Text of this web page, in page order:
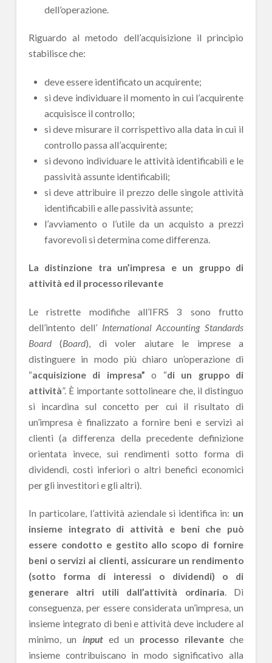
dell’operazione.
Riguardo al metodo dell’acquisizione il principio
stabilisce che:
deve essere identificato un acquirente;
si deve individuare il momento in cui l’acquirente
acquisisce il controllo;
si deve misurare il corrispettivo alla data in cui il
controllo passa all’acquirente;
si devono individuare le attività identificabili e le
passività assunte identificabili;
si deve attribuire il prezzo delle singole attività
identificabili e alle passività assunte;
l’avviamento o l’utile da un acquisto a prezzi
favorevoli si determina come differenza.
La distinzione tra un’impresa e un gruppo di
attività ed il processo rilevante
Le ristrette modifiche all’IFRS 3 sono frutto
dell’intento dell’ International Accounting Standards
Board(Board), di voler aiutare le imprese a
distinguere in modo più chiaro un’operazione di
“acquisizione di impresa” o “di un gruppo di
attività”. È importante sottolineare che, il distinguo
si incardina sul concetto per cui il risultato di
un’impresa è finalizzato a fornire beni e servizi ai
clienti (a differenza della precedente definizione
orientata invece, sui rendimenti sotto forma di
dividendi, costi inferiori o altri benefici economici
per gli investitori e gli altri).
In particolare, l’attività aziendale si identifica in: un
insieme integrato di attività e beni che può
essere condotto e gestito allo scopo di fornire
beni o servizi ai clienti, assicurare un rendimento
(sotto forma di interessi o dividendi) o di
generare altri utili dall’attività ordinaria. Di
conseguenza, per essere considerata un’impresa, un
insieme integrato di beni e attività deve includere al
minimo, un input ed un processo rilevanteche
insieme contribuiscano in modo significativo alla